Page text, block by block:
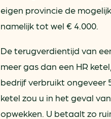
eigen provincie de
namelijk tot wel € 4.000.
De terugverdientijd van
meer gas dan een HR
bedrijf verbruikt ongeveer
ketel zou u in het geval
opwekken. U betaalt zo